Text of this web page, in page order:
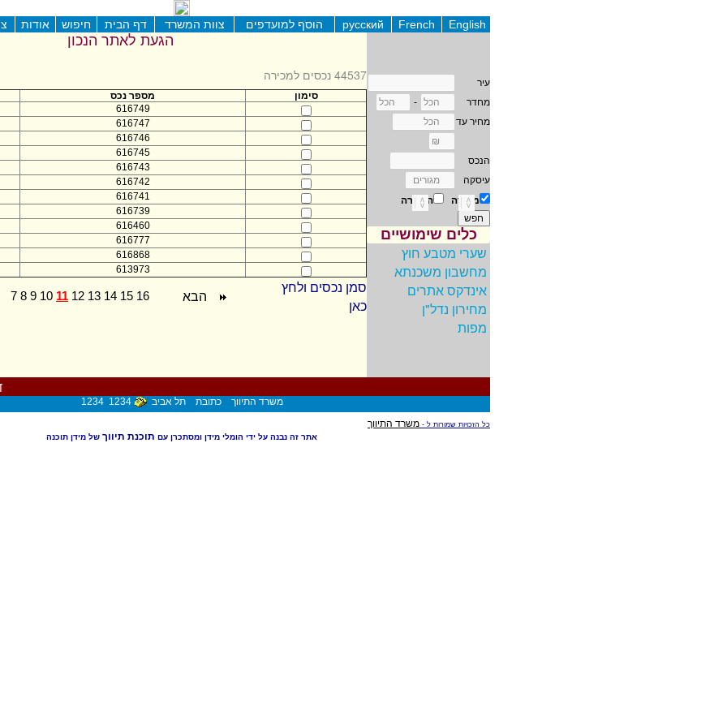
English
French
русский הוסף למועדפים צוות המשרד דף הבית חיפוש אודות
עיר
מחדר
-
מחיר עד
הנכס
עיסקה
מכירה
השכרה
כלים שימושיים
שערי מטבע חוץ
מחשבון משכנתא
אינדקס אתרים
מחירון נדל"ן
מפות
הגעת לאתר הנכון
44537 נכסים למכירה
סימון מספר נכס
616749
616747
616746
616745
616743
616742
616741
616739
616460
616777
616868
613973
7 8 9 10 11 12 13 14 15 16 הבא
סמן נכסים ולחץ
כאן
משרד התיווך כתובת תל אביב 1234 1234
כל הזכויות שמורות ל - משרד התיווך
אתר זה נבנה על ידי הומלי מידן ומסתכרן עם תוכנת תיווך של מידן תוכנה